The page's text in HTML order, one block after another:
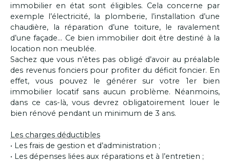
immobilier en état sont éligibles. Cela concerne par
exemple l’électricité, la plomberie, l’installation d’une
chaudière, la réparation d’une toiture, le ravalement
d’une façade… Ce bien immobilier doit être destiné à la
location non meublée.
Sachez que vous n’êtes pas obligé d’avoir au préalable
des revenus fonciers pour profiter du déficit foncier. En
effet, vous pouvez le générer sur votre 1er bien
immobilier locatif sans aucun problème. Néanmoins,
dans ce cas-là, vous devrez obligatoirement louer le
bien rénové pendant un minimum de 3 ans.
Les charges déductibles
• Les frais de gestion et d’administration ;
• Les dépenses liées aux réparations et à l’entretien ;